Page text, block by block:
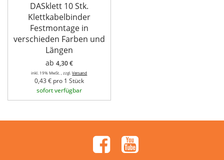
DASklett 10 Stk.
Klettkabelbinder
Festmontage in
verschieden Farben und
Längen
ab 4,30 €
inkl. 19% MwSt. , zzgl.Versand
0,43 € pro 1 Stück
sofort verfügbar